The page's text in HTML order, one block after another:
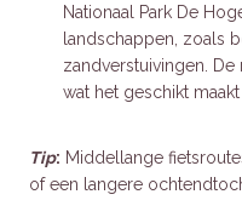
Nationaal Park De
landschappen, zoals
zandverstuivingen.
wat het geschikt
Tip: Middellange
of een langere